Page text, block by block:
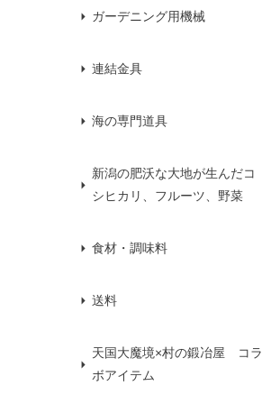
ガーデニング用機械
連結金具
海の専門道具
新潟の肥沃な大地が生んだコ
シヒカリ、フルーツ、野菜
食材・調味料
送料
天国大魔境×村の鍛冶屋 コラ
ボアイテム